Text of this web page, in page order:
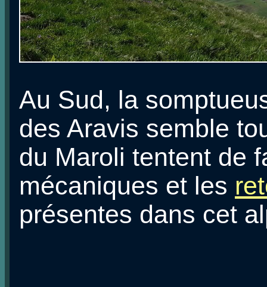
Au Sud, la
des Aravis semble
du Maroli tentent de
mécaniques et les
présentes dans cet